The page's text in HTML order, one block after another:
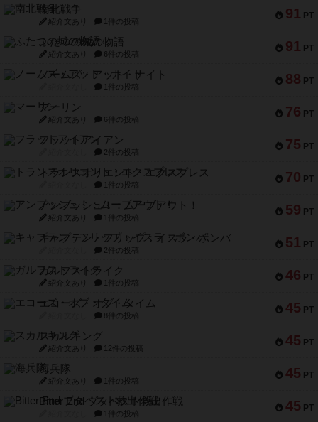
91 PT
南北戦争
紹介文あり 1件の投稿
91 PT
ふたつの城の物語
紹介文あり 6件の投稿
88 PT
ノームズ・アット・ナイト
1件の投稿
76 PT
マーリン
紹介文あり 6件の投稿
75 PT
フラットアイアン
2件の投稿
70 PT
トランスオリエント・エクスプレス
1件の投稿
59 PT
アンブッシュ！：ムーブアウト！
紹介文あり 1件の投稿
51 PT
キャプテン・フリップ：イスラ・ボンバ
2件の投稿
46 PT
ガルフストライク
紹介文あり 1件の投稿
45 PT
エコーズ・オブ・タイム
8件の投稿
45 PT
スカルキング
紹介文あり 12件の投稿
45 PT
海兵隊
紹介文あり 1件の投稿
45 PT
Bitter End ブタペスト救出作戦
1件の投稿